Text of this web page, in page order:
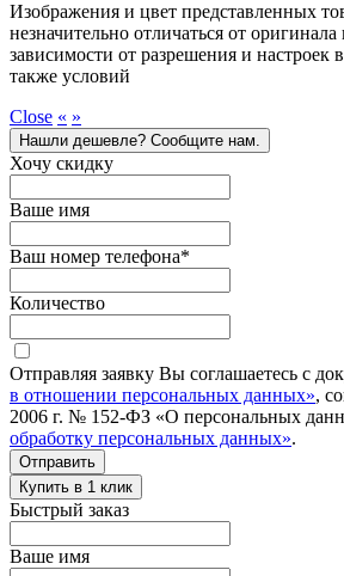
Изображения и цвет представленных
незначительно отличаться от
зависимости от разрешения и настроек
также условий
Close « »
Нашли дешевле? Сообщите нам.
Хочу скидку
Ваше имя
Ваш номер телефона*
Количество
Отправляя заявку Вы соглашаетесь с
в отношении персональных данных»,
2006 г. № 152-ФЗ «О персональных
обработку персональных данных».
Отправить
Купить в 1 клик
Быстрый заказ
Ваше имя